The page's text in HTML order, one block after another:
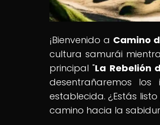
¡Bienvenido a Camino
cultura samurái
principal "La Rebelión
desentrañaremos
establecida. ¿Estás
camino hacia la